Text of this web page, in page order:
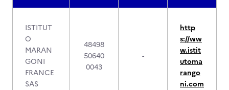
ISTITUT
O
MARAN
GONI
FRANCE
SAS
48498
50640
0043
-
http
s://ww
w.istit
utoma
rango
ni.com